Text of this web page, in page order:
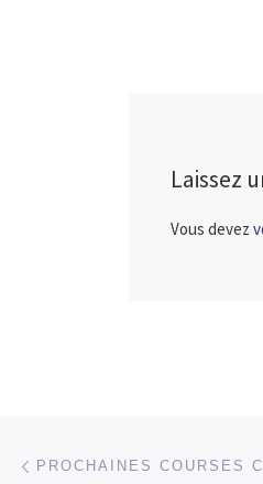
Laissez
Vous devez
Parcourir les
PROCHAINES COURSES